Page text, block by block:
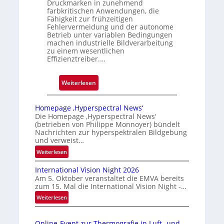
n
g
a
u
s
Druckmarken in zunehmend
farbkritischen Anwendungen, die
Fähigkeit zur frühzeitigen
Fehlervermeidung und der autonome
Betrieb unter variablen Bedingungen
machen industrielle Bildverarbeitung
zu einem wesentlichen
Effizienztreiber.…
Weiterlesen
Z
v
e
r
s
i
e
D
Homepage ‚Hyperspectral News‘
Die Homepage ‚Hyperspectral News‘
(betrieben von Philippe Monnoyer) bündelt
Nachrichten zur hyperspektralen Bildgebung
und verweist…
Weiterlesen:
H
o
m
e
p
a
International Vision Night 2026
Am 5. Oktober veranstaltet die EMVA bereits
zum 15. Mal die International Vision Night -…
Weiterlesen:
I